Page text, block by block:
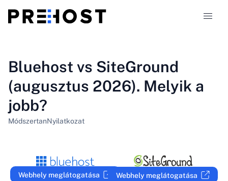
Összehasonlítások
Kuponok
HU
Bluehost vs SiteGround
(augusztus 2026). Melyik a
jobb?
MódszertanNyilatkozat
Webhely meglátogatása Webhely meglátogatása